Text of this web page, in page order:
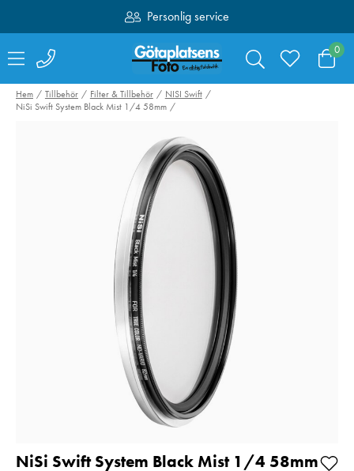
Personlig service
Fri frakt över 1000:-
0
NiSi Step-Up
Adapterring Brass
58-67mm
Pris:329 kr
329 kr
I lager
Hem Tillbehör Filter & Tillbehör
NISI Swift
NiSi Swift System Black Mist 1/4 58mm
NiSi Swift System Black Mist 1/4 58mm